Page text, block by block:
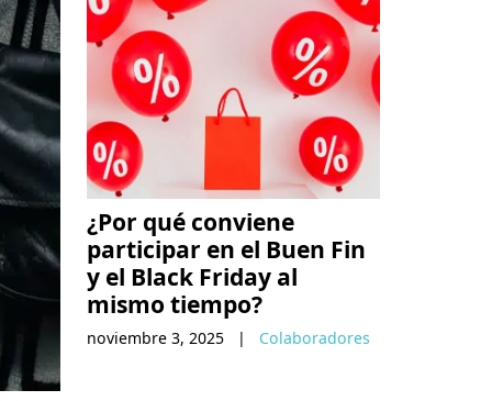
¿Por qué conviene
participar en el Buen Fin
y el Black Friday al
mismo tiempo?
noviembre 3, 2025 | Colaboradores